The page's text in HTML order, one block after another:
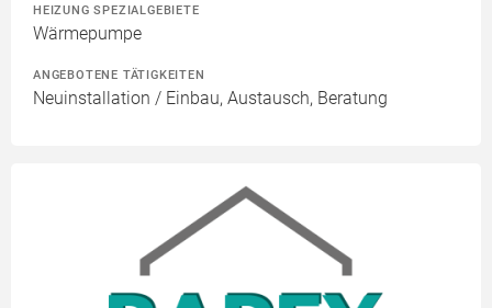
HEIZUNG SPEZIALGEBIETE
Wärmepumpe
ANGEBOTENE TÄTIGKEITEN
Neuinstallation / Einbau, Austausch, Beratung